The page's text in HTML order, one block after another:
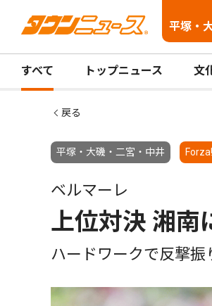
平塚・
すべて トップニュース 文
戻る
平塚・大磯・二宮・中井
ベルマーレ
上位対決 湘南
ハードワークで反撃振